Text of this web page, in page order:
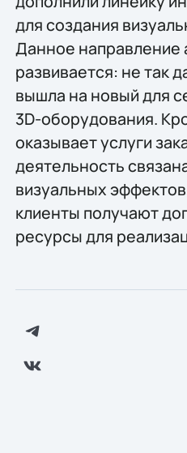
для создания
Данное направление
развивается: не так
вышла на новый для
3D-оборудования.
оказывает услуги
деятельность
визуальных
клиенты получают
ресурсы для